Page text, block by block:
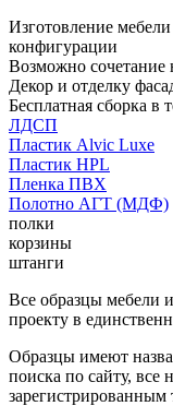
Изготовление
конфигурации
Возможно сочетание
Декор и отделку
Бесплатная сборка в
ЛДСП
Пластик Alvic Luxe
Пластик HPL
Пленка ПВХ
Полотно АГТ (МДФ)
полки
корзины
штанги
Все образцы мебели
проекту в
Образцы имеют
поиска по сайту, все